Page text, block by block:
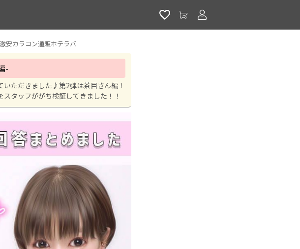
安カラコン通販ホテラバ
-
いただきました♪第2弾は茶目さん編！
タッフががち検証してきました！！